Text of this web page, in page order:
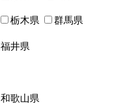
栃木県
群馬県
福井県
和歌山県